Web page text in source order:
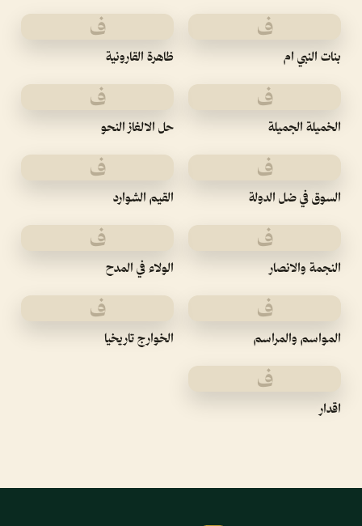
ف
بنات النبي ام
ف
ظاهرة القارونية
ف
الخميلة الجميلة
ف
حل الالغاز النحو
ف
السوق في ضل الدولة
ف
القيم الشوارد
ف
النجمة والانصار
ف
الولاء في المدح
ف
المواسم والمراسم
ف
الخوارج تاريخيا
ف
اقدار